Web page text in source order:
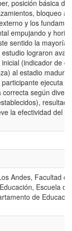
posición básica de
bloqueo
y los
empujando y
sentido la mayoría
lograron
(indicador de
al estadio maduro(
ejecuta la
correcta según
la efectividad del
Andes, Facultad de
Escuela de
de